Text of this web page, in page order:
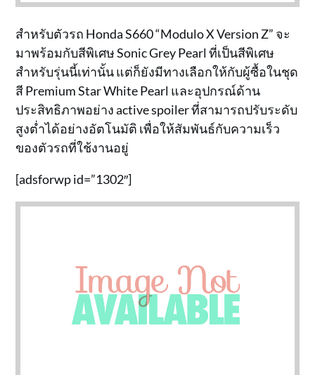
สำหรับตัวรถ Honda S660 “Modulo X Version Z” จะ
มาพร้อมกับสีพิเศษ Sonic Grey Pearl ที่เป็นสีพิเศษ
สำหรับรุ่นนี้เท่านั้น แต่ก็ยังมีทางเลือกให้กับผู้ซื้อในชุด
สี Premium Star White Pearl และอุปกรณ์ด้าน
ประสิทธิภาพอย่าง active spoiler ที่สามารถปรับระดับ
สูงต่ำได้อย่างอัตโนมัติ เพื่อให้สัมพันธ์กับความเร็ว
ของตัวรถที่ใช้งานอยู่
[adsforwp id=”1302″]